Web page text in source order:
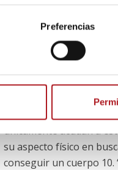
Preferencias
proteínas en forma de
hasta hamburguesas
Uno de estos comercios
Zaragoza. Su
únicamente acudan a
su aspecto físico en
conseguir un cuerpo